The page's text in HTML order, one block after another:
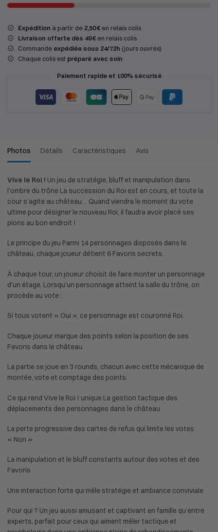
Expédition à partir de 2,50 € en relais colis
Livraison offerte dès 49 € en relais colis
Commande expédiée sous 24/72h (jours ouvrés)
Chaque colis est préparé avec soin
Paiement rapide et 100% sécurisé
Photos Détails Caractéristiques Avis
Vive le Roi ! Un jeu de stratégie, bluff et manipulation dans
l’ombre du trône La succession du Roi est en cours, et toute la
cour s’agite au château… Quand viendra le moment du vote
ultime pour désigner le nouveau Roi, il faudra avoir placé ses
pions au bon endroit !
Le principe du jeu Parmi 14 personnages disposés dans le
château, chaque joueur détient 6 Favoris secrets.
À chaque tour, un joueur choisit de faire monter un personnage
d’un étage. Lorsqu’un personnage atteint la salle du trône, on
procède au vote :
Si tous votent « Oui », ce personnage est couronné Roi.
Chaque joueur marque des points selon la position de ses
Favoris dans le château.
La partie se joue en 3 rounds, chacun avec cette mécanique de
montée, vote et comptage des points.
Ce qui rend Vive le Roi ! unique La gestion tactique des
déplacements des personnages dans le château
La perte progressive des cartes de refus qui limite les votes
« Non »
La manipulation et le bluff constants autour des votes et des
Favoris
Une interaction forte qui mêle stratégie et ambiance conviviale
Pour qui ? Un jeu aussi amusant et captivant en famille qu’entre
experts, parfait pour ceux qui aiment mêler tactique et